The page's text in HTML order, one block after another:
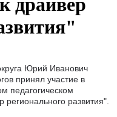
драйвер
Юрий Иванович
принял участие в
педагогическом
развития".